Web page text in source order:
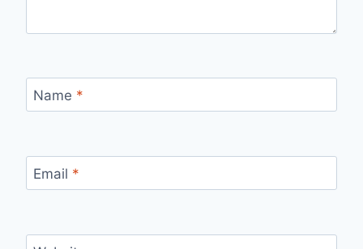
Name *
Email *